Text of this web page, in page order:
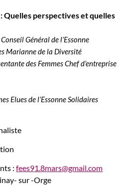
Quelles perspectives et quelles
Général de l’Essonne
Marianne de la Diversité
des Femmes Chef d’entreprise
Elues de l’Essonne Solidaires
:fees91.8mars@gmail.com
sur -Orge